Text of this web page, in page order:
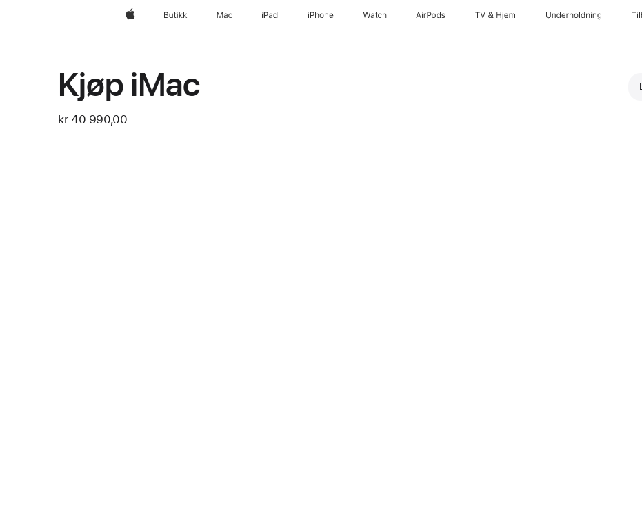
AppleButikk Mac iPad iPhone Watch AirPods TV og Hjem Underholdning
Kjøp iMac
kr 40 990,00